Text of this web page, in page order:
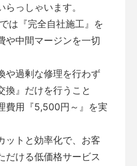
っしゃいます。
は『完全自社施工』を
や中間マージンを一切
や過剰な修理を行わず
換』だけを行うこと
費用『5,500円～』を実
ットと効率化で、お客
だける低価格サービス